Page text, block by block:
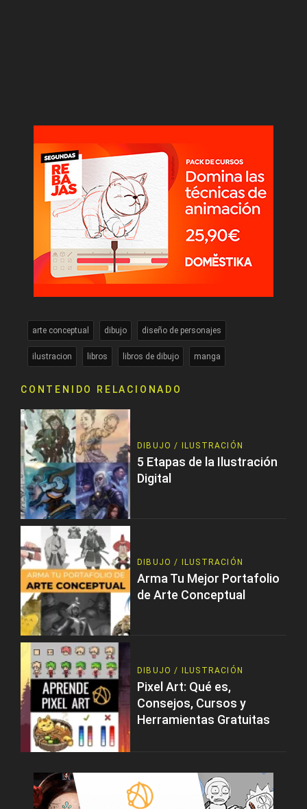
arte conceptual dibujo diseño de personajes
ilustracion libros libros de dibujo manga
CONTENIDO RELACIONADO
DIBUJO / ILUSTRACIÓN
5 Etapas de la Ilustración
Digital
DIBUJO / ILUSTRACIÓN
Arma Tu Mejor Portafolio
de Arte Conceptual
DIBUJO / ILUSTRACIÓN
Pixel Art: Qué es,
Consejos, Cursos y
Herramientas Gratuitas